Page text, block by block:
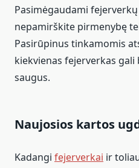
Pasimėgaudami
nepamirškite pirmenybę
Pasirūpinus tinkamomis
kiekvienas fejerverkas
saugus.
Naujosios kartos
Kadangi fejerverkai ir